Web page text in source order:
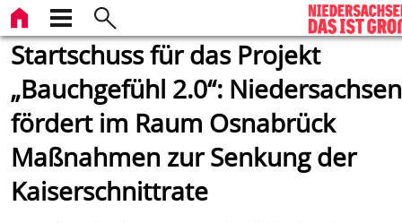
Startschuss für das Projekt
„Bauchgefühl 2.0“: Niedersachsen
fördert im Raum Osnabrück
Maßnahmen zur Senkung der
Kaiserschnittrate